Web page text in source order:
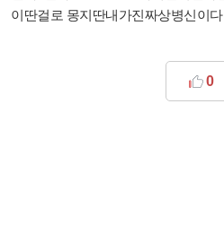
이딴걸로 몽지딴내가진짜상병신이다
0